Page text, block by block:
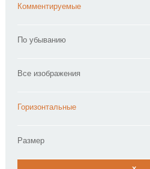
Комментируемые
По убыванию
Все изображения
Горизонтальные
Размер